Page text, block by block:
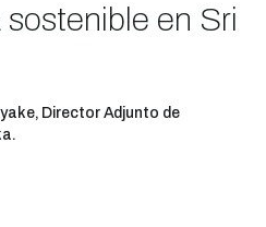
en Sri
Director Adjunto de